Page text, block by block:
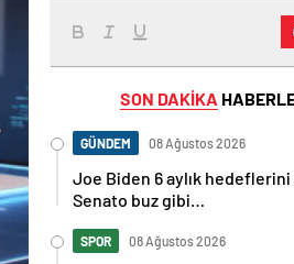
SON DAKİKA
GÜNDEM 08 Ağustos 2026
Joe Biden 6 aylık hedeflerini
Senato buz gibi…
SPOR 08 Ağustos 2026